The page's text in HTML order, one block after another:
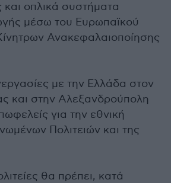
οπλικά συστήματα
μέσω του Ευρωπαϊκού
Ανακεφαλαιοποίησης
με την Ελλάδα στον
και στην Αλεξανδρούπολη
για την εθνική
Πολιτειών και της
θα πρέπει, κατά